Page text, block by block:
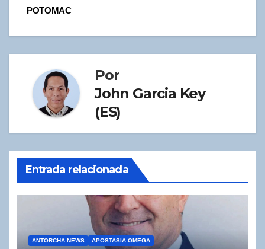
POTOMAC
Por
John Garcia Key
(ES)
Entrada relacionada
ANTORCHA NEWS APOSTASIA OMEGA